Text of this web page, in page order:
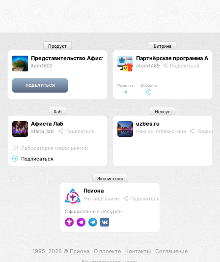
Представительство Афиста
item1602
Продукт
Партнёрская программа
atom1469 Поделиться
Продукты
4
Добавить
Витрина
Афиста Лаб
afista_lab Поделиться
Лаборатория мероприятий
Подписаться
Хаб
uzbes.ru
Нексус Узбекистана
Нексус
Псиона
Метаорганизм Поделиться
Официальные ресурсы:
Экосистема
1995–2026 © Псиона О проекте Контакты
Соглашение